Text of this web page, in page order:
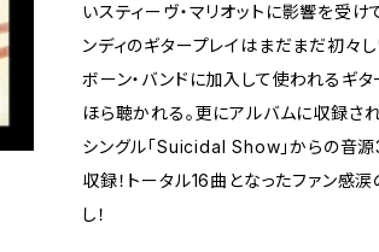
いスティーヴ・マリオットに影響を受
ンディのギタープレイはまだまだ初々
ボーン・バンドに加入して使われるギ
ほら聴かれる。更にアルバムに収録さ
シングル「Suicidal Show」からの音
収録！トータル16曲となったファン感
し！